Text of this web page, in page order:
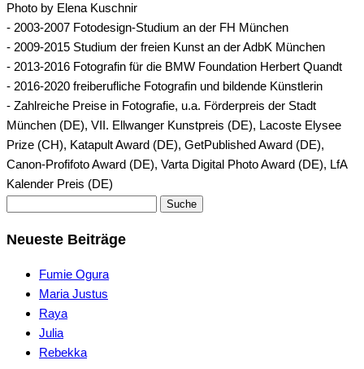
Photo by Elena Kuschnir
- 2003-2007 Fotodesign-Studium an der FH München
- 2009-2015 Studium der freien Kunst an der AdbK München
- 2013-2016 Fotografin für die BMW Foundation Herbert Quandt
- 2016-2020 freiberufliche Fotografin und bildende Künstlerin
- Zahlreiche Preise in Fotografie, u.a. Förderpreis der Stadt
München (DE), VII. Ellwanger Kunstpreis (DE), Lacoste Elysee
Prize (CH), Katapult Award (DE), GetPublished Award (DE),
Canon-Profifoto Award (DE), Varta Digital Photo Award (DE), LfA
Kalender Preis (DE)
Neueste Beiträge
Fumie Ogura
Maria Justus
Raya
Julia
Rebekka